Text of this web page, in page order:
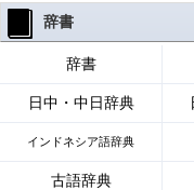
辞書
辞書
日中・中日辞典
インドネシア語辞典
古語辞典